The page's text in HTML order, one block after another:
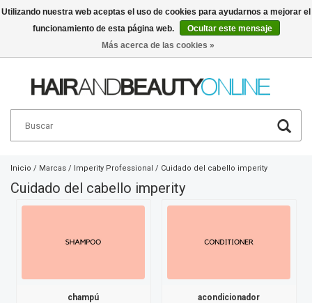
Español €
Inicio / Marcas / Imperity Professional / Cuidado del cabello imperity
Cuidado del cabello imperity
champú acondicionador
Utilizando nuestra web aceptas el uso de cookies para ayudarnos a mejorar el
funcionamiento de esta página web.
Ocultar este mensaje
Más acerca de las cookies »